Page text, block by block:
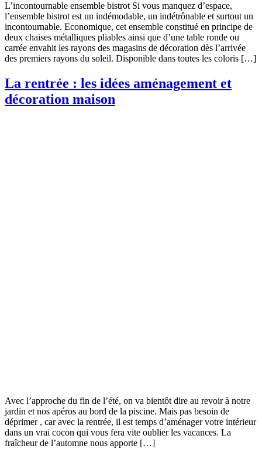
L’incontournable ensemble bistrot Si vous manquez d’espace,
l’ensemble bistrot est un indémodable, un indétrônable et surtout un
incontournable. Economique, cet ensemble constitué en principe de
deux chaises métalliques pliables ainsi que d’une table ronde ou
carrée envahit les rayons des magasins de décoration dès l’arrivée
des premiers rayons du soleil. Disponible dans toutes les coloris […]
La rentrée : les idées aménagement et
décoration maison
Avec l’approche du fin de l’été, on va bientôt dire au revoir à notre
jardin et nos apéros au bord de la piscine. Mais pas besoin de
déprimer , car avec la rentrée, il est temps d’aménager votre intérieur
dans un vrai cocon qui vous fera vite oublier les vacances. La
fraîcheur de l’automne nous apporte […]